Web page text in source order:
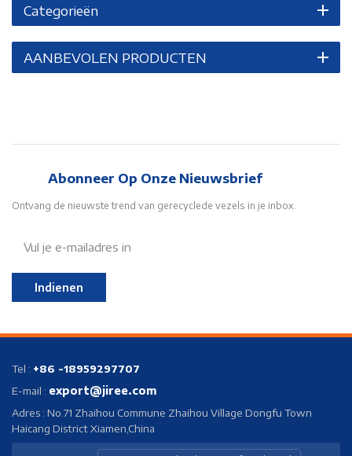
Categorieën
AANBEVOLEN PRODUCTEN
Abonneer Op Onze Nieuwsbrief
Ontvang de nieuwste trend van gerecyclede vezels in je inbox.
Indienen
Tel : +86 -18959297707
E-mail : export@jiree.com
Adres : No.71 Zhaihou Commune Zhaihou Village Dongfu Town
Haicang District Xiamen,China